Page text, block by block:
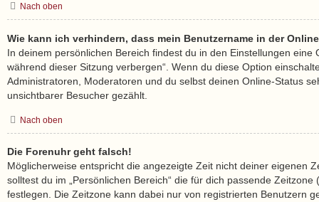
Nach oben
Wie kann ich verhindern, dass mein Benutzername in der
In deinem persönlichen Bereich findest du in den Einstellungen eine
während dieser Sitzung verbergen“. Wenn du diese Option
Administratoren, Moderatoren und du selbst deinen Online-Status
unsichtbarer Besucher gezählt.
Nach oben
Die Forenuhr geht falsch!
Möglicherweise entspricht die angezeigte Zeit nicht deiner eigenen
solltest du im „Persönlichen Bereich“ die für dich passende
festlegen. Die Zeitzone kann dabei nur von registrierten Benutzern